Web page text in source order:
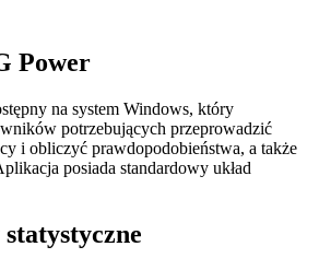
Power
na system Windows, który
potrzebujących przeprowadzić
i obliczyć prawdopodobieństwa, a także
posiada standardowy układ